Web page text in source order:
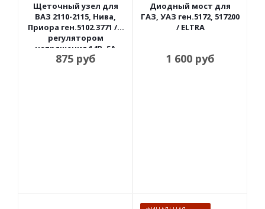
Щеточный узел для
ВАЗ 2110-2115, Нива,
Приора ген.5102.3771 / с
регулятором
напряжения 14В, 5А
Энергомаш
875руб
Диодный мост для
ГАЗ, УАЗ ген.5172, 517200
/ ELTRA
1 600 руб